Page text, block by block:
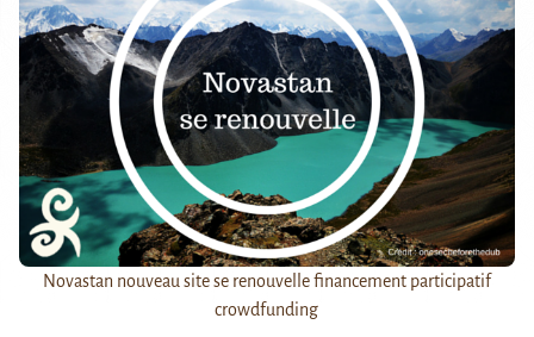
Novastan nouveau site se renouvelle financement participatif
crowdfunding